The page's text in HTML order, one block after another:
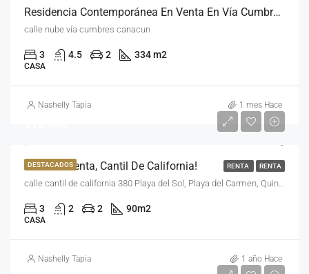
Residencia Contemporánea En Venta En Vía Cumbres, Cancún | Casa Nube
calle nube vía cumbres canacun
3 4.5 2 334 m2
CASA
Nashelly Tapia 1 mes Hace
DESTACADOS RENTA RENTA
Casa En Renta, Cantil De California!
3 2 2 90m2
CASA
Nashelly Tapia 1 año Hace